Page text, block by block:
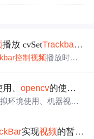
播放 cvSetTrackbar Pos
kbar控制视频播放时遇
数，进而造成捕获帧数
与`onTrac kbarSlide`
用、opencv的使用、图像和
环境使用、机器视觉
及Trackbar控件的创
kBar实现视频的暂停与播放